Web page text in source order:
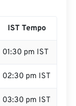
IST Tempo
01:30 pm IST
02:30 pm IST
03:30 pm IST